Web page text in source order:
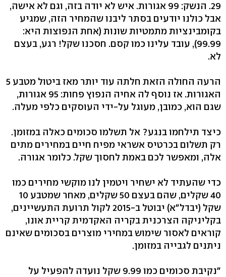
29. הנשק: 99 אגורות. איש לא יודה בזה, וגם לא אישה,
אבל כולנו יודעים בסתר ליבנו שהמחיר הזה, שמגיע
בקומבינציות מתמטיות שונות (אחת הנפוצות היא:
99.99), עובד עלינו כמו קסם. חסכנו שקל! רגע, בעצם
לא.
הרעה החולה הזאת חלתה עוד יותר מאז ביטול מטבע 5
האגורות. אז נוסף לה אחיה הנפוץ פחות: 95 אגורות,
שגם הוא, כמובן, מעוגל על-ידי העוסקים כלפי מעלה.
כיצד תילחמו בנגע? אל תשלמו סכומים כאלה במזומן.
רק תשלום בכרטיס אשראי מפיח חיים במחירים מתים
אלה, ומאפשר לכם באמת לחסוך שקל. כלומר אגורה.
כדי שהעתיד לא ישחיר ויטמין לנו מוקשי מחירים כמו
40 שקלים, שהם בעצם 50 שקלים, מאחר שמטבע 10
שקל (יבדל"א) יבוטל ב-2015 לקול תרועת התעשיינים,
בקליניקה הצרכנית בקריה האקדמית קריית אונו,
קוראים לאסור שימוש במחירי מוצרים בסכומים שאינם
ניתנים לגבייה במזומן.
"נקיבת סכומים כמו 9.99 שקל נועדה להפעיל על